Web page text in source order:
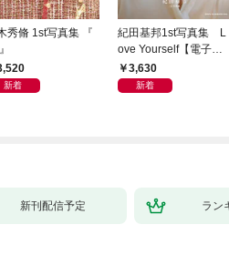
秀脩 1st写真集 『
新着
紀田基邦1st写真集 L
ove Yourself【電子版
特典カット付き】
3,630
新着
新刊配信予定 ラン